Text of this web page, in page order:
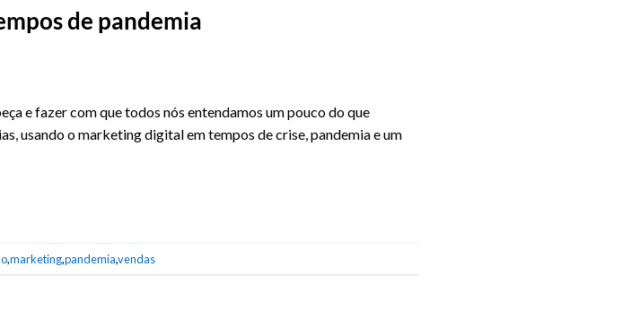
de pandemia
e fazer com que todos nós entendamos um pouco do que
usando o marketing digital em tempos de crise, pandemia e um
,marketing,pandemia,vendas